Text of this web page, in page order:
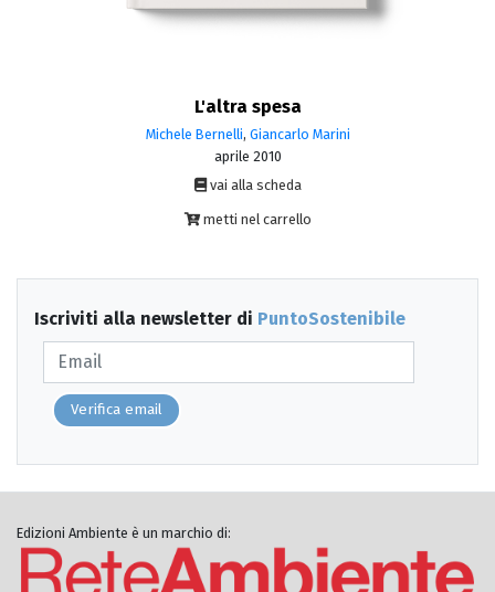
L'altra spesa
Michele Bernelli, Giancarlo Marini
aprile 2010
vai alla scheda
metti nel carrello
Iscriviti alla newsletter di PuntoSostenibile
Verifica email
Edizioni Ambiente è un marchio di: